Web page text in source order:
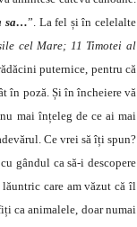
sa…”. La fel și în celelalte
cel Mare; 11 Timotei al
puternice, pentru că
în poză. Și în încheiere vă
mai înțeleg de ce ai mai
Ce vrei să îți spun?
gândul ca să-i descopere
care am văzut că îl
ca animalele, doar numai